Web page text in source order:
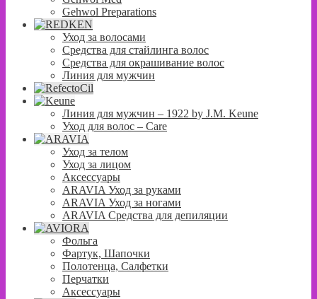
Gehwol Preparations
Уход за волосами
Средства для стайлинга волос
Средства для окрашивание волос
Линия для мужчин
Линия для мужчин – 1922 by J.M. Keune
Уход для волос – Сare
Уход за телом
Уход за лицом
Аксессуары
ARAVIA Уход за руками
ARAVIA Уход за ногами
ARAVIA Средства для депиляции
Фольга
Фартук, Шапочки
Полотенца, Салфетки
Перчатки
Аксессуары